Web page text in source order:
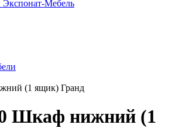
(1 ящик) Гранд
Шкаф нижний (1